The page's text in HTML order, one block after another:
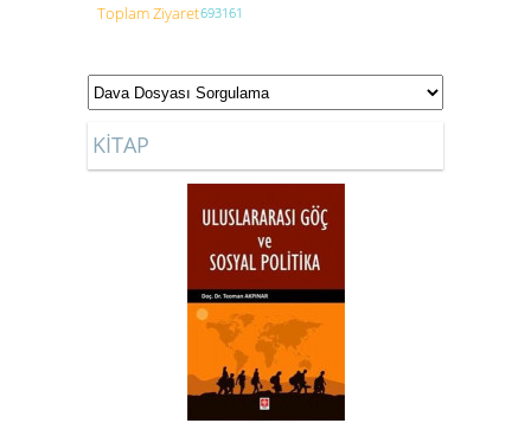
Toplam Ziyaret693161
KİTAP